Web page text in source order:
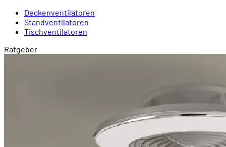
Deckenventilatoren
Standventilatoren
Tischventilatoren
Ratgeber